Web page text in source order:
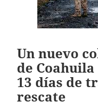
Un nuevo
de
13 días de
rescate